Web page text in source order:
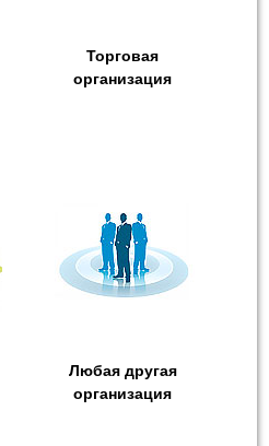
Торговая
организация
Любая другая
организация